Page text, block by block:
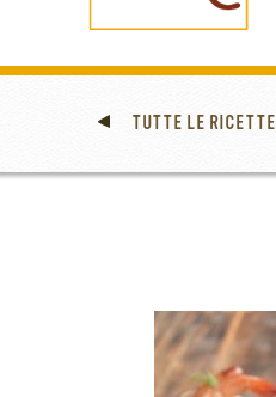
TUTTE LE RICETTE